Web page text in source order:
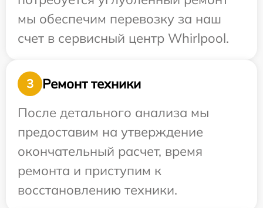
мы обеспечим перевозку за наш
счет в сервисный центр Whirlpool.
3
Ремонт техники
После детального анализа мы
предоставим на утверждение
окончательный расчет, время
ремонта и приступим к
восстановлению техники.